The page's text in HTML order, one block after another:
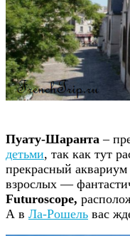
Пуату-Шаранта –
детьми, так как тут
прекрасный
взрослых —
Futuroscope,
А в Ла-Рошель вас